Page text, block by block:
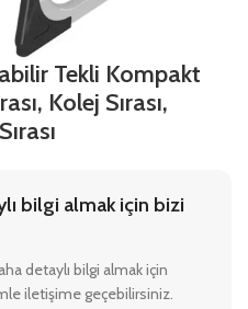
Tekli Kompakt
Kolej Sırası,
bilgi almak için bizi
detaylı bilgi almak için
iletişime geçebilirsiniz.